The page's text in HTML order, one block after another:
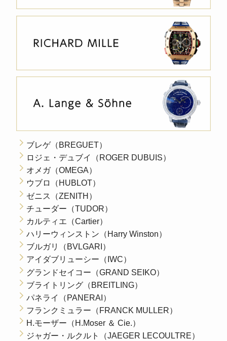
ブレゲ（BREGUET）
ロジェ・デュブイ（ROGER DUBUIS）
オメガ（OMEGA）
ウブロ（HUBLOT）
ゼニス（ZENITH）
チューダー（TUDOR）
カルティエ（Cartier）
ハリーウィンストン（Harry Winston）
ブルガリ（BVLGARI）
アイダブリューシー（IWC）
グランドセイコー（GRAND SEIKO）
ブライトリング（BREITLING）
パネライ（PANERAI）
フランクミュラー（FRANCK MULLER）
H.モーザー（H.Moser ＆ Cie.）
ジャガー・ルクルト（JAEGER LECOULTRE）